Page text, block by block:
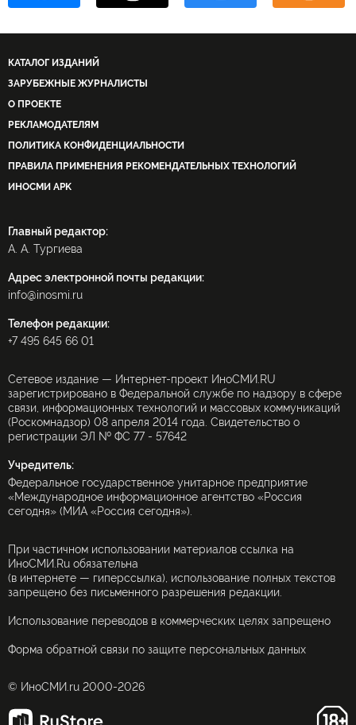
КАТАЛОГ ИЗДАНИЙ
ЗАРУБЕЖНЫЕ ЖУРНАЛИСТЫ
О ПРОЕКТЕ
РЕКЛАМОДАТЕЛЯМ
ПОЛИТИКА КОНФИДЕНЦИАЛЬНОСТИ
ПРАВИЛА ПРИМЕНЕНИЯ РЕКОМЕНДАТЕЛЬНЫХ ТЕХНОЛОГИЙ
ИНОСМИ APK
Главный редактор:
А. А. Тургиева
Адрес электронной почты редакции:
info@inosmi.ru
Телефон редакции:
+7 495 645 66 01
Сетевое издание — Интернет-проект ИноСМИ.RU
зарегистрировано в Федеральной службе по надзору в сфере
связи, информационных технологий и массовых коммуникаций
(Роскомнадзор) 08 апреля 2014 года. Свидетельство о
регистрации ЭЛ № ФС 77 - 57642
Учредитель:
Федеральное государственное унитарное предприятие
«Международное информационное агентство «Россия
сегодня» (МИА «Россия сегодня»).
При частичном использовании материалов ссылка на
ИноСМИ.Ru обязательна
(в интернете — гиперссылка), использование полных текстов
запрещено без письменного разрешения редакции.
Использование переводов в коммерческих целях запрещено
Форма обратной связи по защите персональных данных
© ИноСМИ.ru 2000-2026